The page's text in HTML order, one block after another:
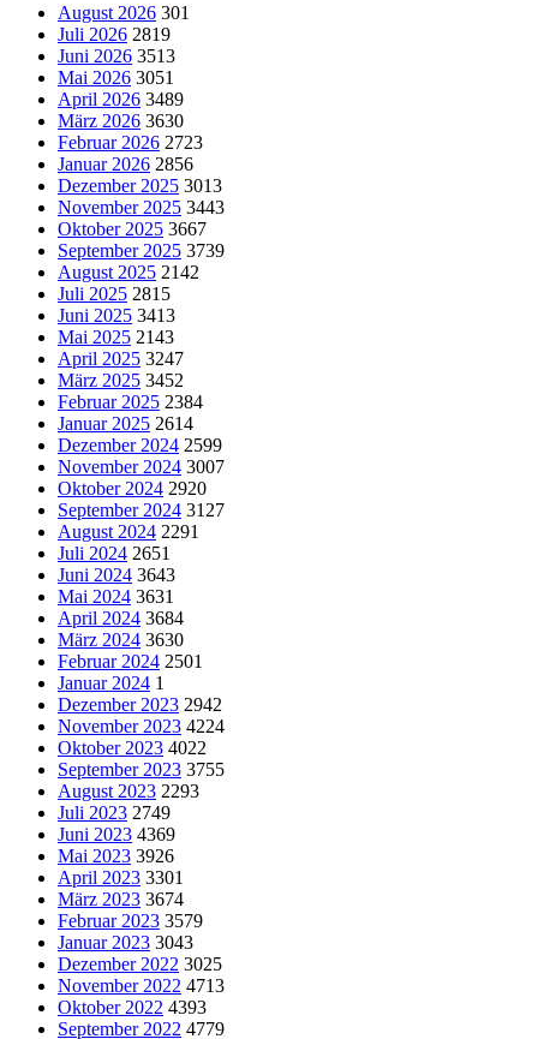
August 2026 301
Juli 2026 2819
Juni 2026 3513
Mai 2026 3051
April 2026 3489
März 2026 3630
Februar 2026 2723
Januar 2026 2856
Dezember 2025 3013
November 2025 3443
Oktober 2025 3667
September 2025 3739
August 2025 2142
Juli 2025 2815
Juni 2025 3413
Mai 2025 2143
April 2025 3247
März 2025 3452
Februar 2025 2384
Januar 2025 2614
Dezember 2024 2599
November 2024 3007
Oktober 2024 2920
September 2024 3127
August 2024 2291
Juli 2024 2651
Juni 2024 3643
Mai 2024 3631
April 2024 3684
März 2024 3630
Februar 2024 2501
Januar 2024 1
Dezember 2023 2942
November 2023 4224
Oktober 2023 4022
September 2023 3755
August 2023 2293
Juli 2023 2749
Juni 2023 4369
Mai 2023 3926
April 2023 3301
März 2023 3674
Februar 2023 3579
Januar 2023 3043
Dezember 2022 3025
November 2022 4713
Oktober 2022 4393
September 2022 4779